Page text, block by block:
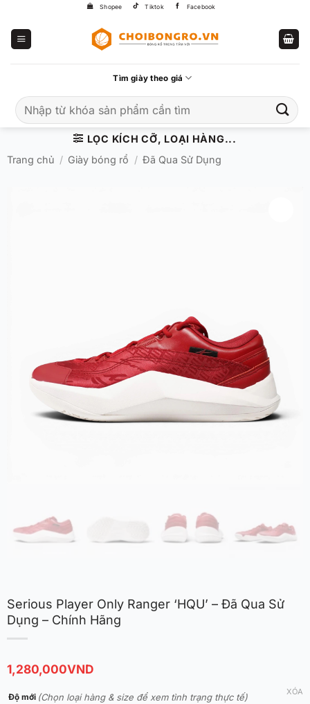
Shopee Tiktok Facebook
Tìm giày theo giá
kiếm:
LỌC KÍCH CỠ, LOẠI HÀNG...
Trang chủ / Giày bóng rổ / Đã Qua Sử Dụng
Serious Player Only Ranger ‘HQU’ – Đã Qua Sử
Dụng – Chính Hãng
1,280,000VND
Độ mới (Chọn loại hàng & size để xem tình trạng thực tế) XÓA